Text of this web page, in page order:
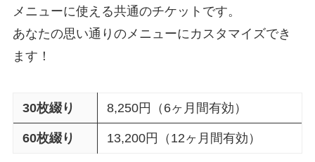
メニューに使える共通のチケットです。
あなたの思い通りのメニューにカスタマイズでき
ます！
30枚綴り 8,250円（6ヶ月間有効）
60枚綴り 13,200円（12ヶ月間有効）